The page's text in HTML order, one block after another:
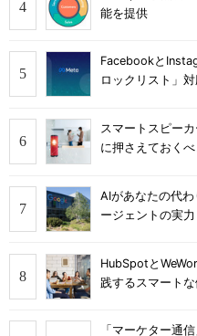
能を提供
Facebookと
ロックリスト」
スマートスピー
に押さえておくべ
AIがあなたの代
ージェントの実力
HubSpotと
践するスマート
「マーケター通